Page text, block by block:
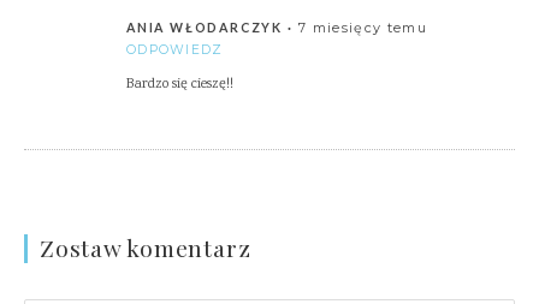
ANIA WŁODARCZYK 7 miesięcy temu
ODPOWIEDZ
Bardzo się cieszę!!
Zostaw komentarz